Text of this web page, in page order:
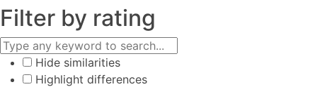
Filter by rating
Hide similarities
Highlight differences